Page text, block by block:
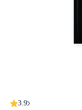
3.9